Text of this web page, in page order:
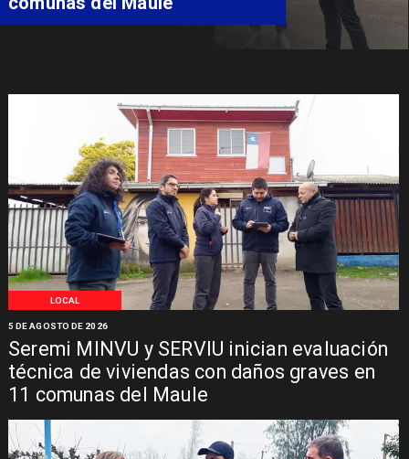
LOCAL
Seremi MINVU y SERVIU inician evaluación
técnica de viviendas con daños graves en
11 comunas del Maule
5 DE AGOSTO DE 2026
Síndrome de Intestino Corto